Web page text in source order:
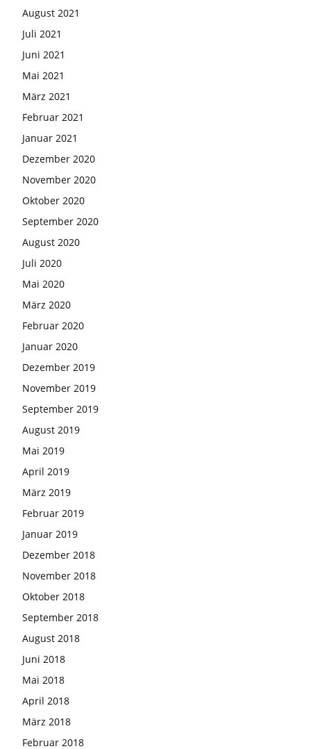
August 2021
Juli 2021
Juni 2021
Mai 2021
März 2021
Februar 2021
Januar 2021
Dezember 2020
November 2020
Oktober 2020
September 2020
August 2020
Juli 2020
Mai 2020
März 2020
Februar 2020
Januar 2020
Dezember 2019
November 2019
September 2019
August 2019
Mai 2019
April 2019
März 2019
Februar 2019
Januar 2019
Dezember 2018
November 2018
Oktober 2018
September 2018
August 2018
Juni 2018
Mai 2018
April 2018
März 2018
Februar 2018